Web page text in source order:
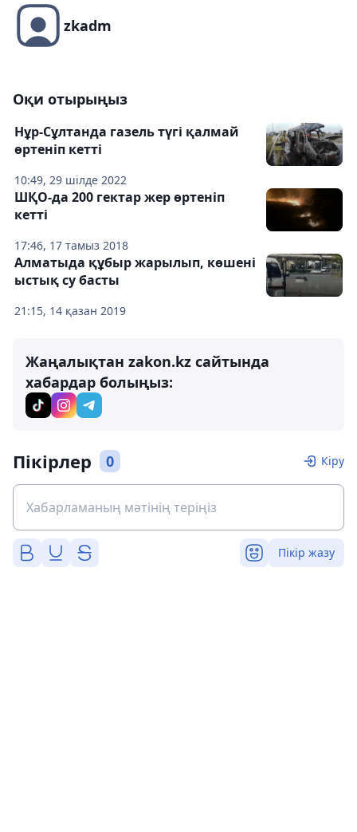
zkadm
Оқи отырыңыз
10:49, 29 шілде 2022
Нұр-Сұлтанда газель түгі қалмай
өртеніп кетті
17:46, 17 тамыз 2018
ШҚО-да 200 гектар жер өртеніп
кетті
21:15, 14 қазан 2019
Алматыда құбыр жарылып, көшені
ыстық су басты
Жаңалықтан zakon.kz сайтында
хабардар болыңыз:
Пікірлер 0 Кіру
Пікір жазу